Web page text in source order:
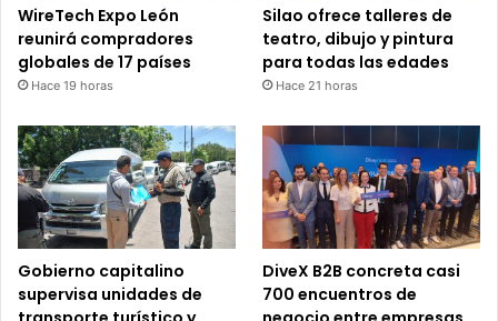
WireTech Expo León
reunirá compradores
globales de 17 países
Hace 19 horas
Silao ofrece talleres de
teatro, dibujo y pintura
para todas las edades
Hace 21 horas
Gobierno capitalino
supervisa unidades de
DiveX B2B concreta casi
700 encuentros de